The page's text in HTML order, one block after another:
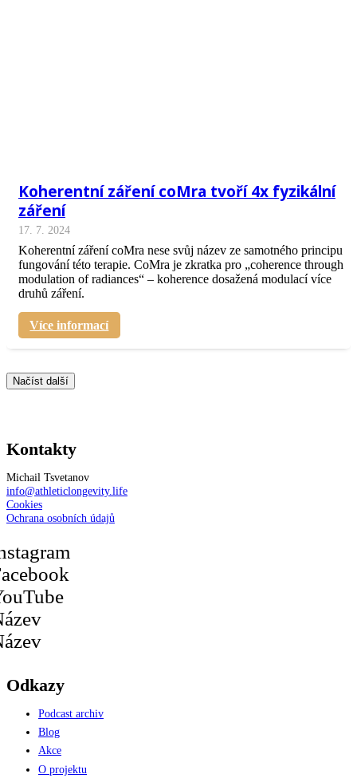
Koherentní záření coMra tvoří 4x fyzikální
záření
17. 7. 2024
Koherentní záření coMra nese svůj název ze samotného principu
fungování této terapie. CoMra je zkratka pro „coherence through
modulation of radiances“ – koherence dosažená modulací více
druhů záření.
Více informací
Načíst další
Kontakty
Michail Tsvetanov
info@athleticlongevity.life
Cookies
Ochrana osobních údajů
Odkazy
Podcast archiv
Blog
Akce
O projektu